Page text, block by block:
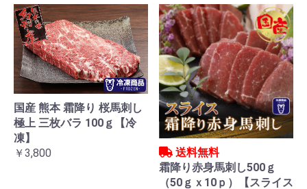
国産 熊本 霜降り 桜馬刺し
極上 三枚バラ 100ｇ【冷
凍】
￥3,800
送料無料
霜降り赤身馬刺し500ｇ
（50ｇｘ10ｐ）【スライス